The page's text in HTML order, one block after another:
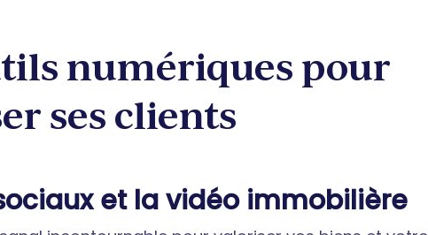
numériques pour
ses clients
et la vidéo immobilière